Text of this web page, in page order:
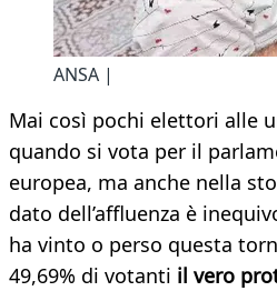
ANSA |
Mai così pochi elettori alle
quando si vota per il
europea, ma anche nella
dato dell’affluenza è
ha vinto o perso questa
49,69% di votanti il vero